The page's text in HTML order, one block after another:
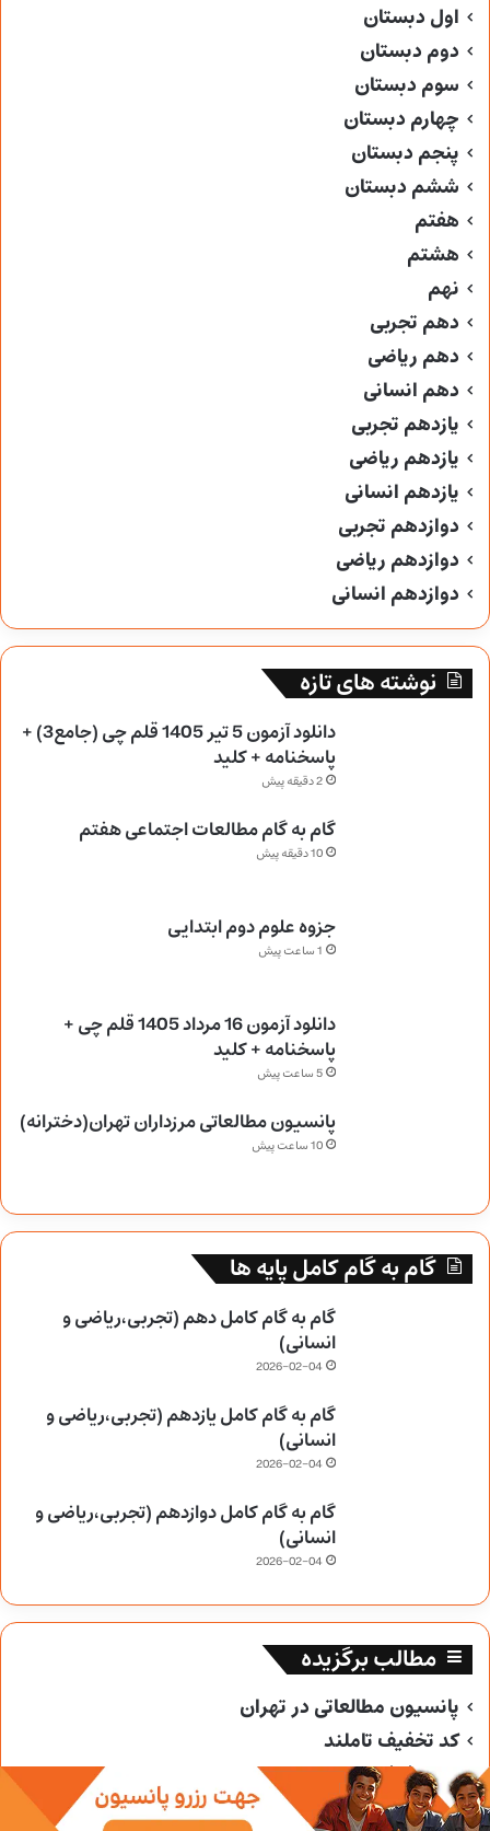
اول دبستان
دوم دبستان
سوم دبستان
چهارم دبستان
پنجم دبستان
ششم دبستان
هفتم
هشتم
نهم
دهم تجربی
دهم ریاضی
دهم انسانی
یازدهم تجربی
یازدهم ریاضی
یازدهم انسانی
دوازدهم تجربی
دوازدهم ریاضی
دوازدهم انسانی
نوشته های تازه
دانلود آزمون 5 تیر 1405 قلم چی (جامع3) +
پاسخنامه + کلید
2 دقیقه پیش
گام به گام مطالعات اجتماعی هفتم
10 دقیقه پیش
جزوه علوم دوم ابتدایی
1 ساعت پیش
دانلود آزمون 16 مرداد 1405 قلم چی +
پاسخنامه + کلید
5 ساعت پیش
پانسیون مطالعاتی مرزداران تهران(دخترانه)
10 ساعت پیش
گام به گام کامل پایه ها
گام به گام کامل دهم (تجربی،ریاضی و
انسانی)
2026-02-04
گام به گام کامل یازدهم (تجربی،ریاضی و
انسانی)
2026-02-04
گام به گام کامل دوازدهم (تجربی،ریاضی و
انسانی)
2026-02-04
مطالب برگزیده
پانسیون مطالعاتی در تهران
کد تخفیف تاملند
کد تخفیف خیلی سبز